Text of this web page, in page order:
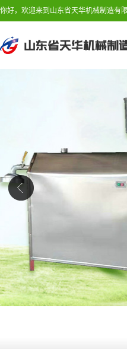
你好，欢迎来到山东省天华机械制造有限